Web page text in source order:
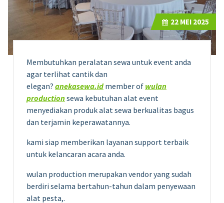
Membutuhkan peralatan sewa untuk event anda
agar terlihat cantik dan
elegan? anekasewa.id member of wulan
productionsewa kebutuhan alat event
menyediakan produk alat sewa berkualitas bagus
dan terjamin keperawatannya.
kami siap memberikan layanan support terbaik
untuk kelancaran acara anda.
wulan production merupakan vendor yang sudah
berdiri selama bertahun-tahun dalam penyewaan
alat pesta,.
22 MEI 2025